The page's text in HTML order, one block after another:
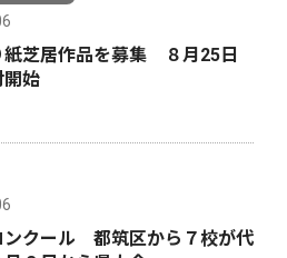
紙芝居作品を募集 ８月25日
開始
ンクール 都筑区から７校が代